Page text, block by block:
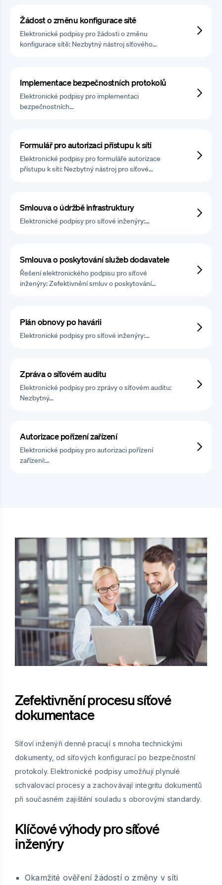
Žádost o změnu konfigurace sítě
Elektronické podpisy pro žádosti o změnu
konfigurace sítě: Nezbytný nástroj síťového…
Implementace bezpečnostních protokolů
Elektronické podpisy pro implementaci
bezpečnostních…
Formulář pro autorizaci přístupu k síti
Elektronické podpisy pro formuláře autorizace
přístupu k síti: Nezbytný nástroj pro síťové…
Smlouva o údržbě infrastruktury
Elektronické podpisy pro síťové inženýry:…
Smlouva o poskytování služeb dodavatele
Řešení elektronického podpisu pro síťové
inženýry: Zefektivnění smluv o poskytování…
Plán obnovy po havárii
Elektronické podpisy pro síťové inženýry:…
Zpráva o síťovém auditu
Elektronické podpisy pro zprávy o síťovém auditu:
Nezbytný…
Autorizace pořízení zařízení
Elektronické podpisy pro autorizaci pořízení
zařízení:…
Zefektivnění procesu síťové
dokumentace
Síťoví inženýři denně pracují s mnoha technickými
dokumenty, od síťových konfigurací po bezpečnostní
protokoly. Elektronické podpisy umožňují plynulé
schvalovací procesy a zachovávají integritu dokumentů
při současném zajištění souladu s oborovými standardy.
Klíčové výhody pro síťové
inženýry
Okamžité ověření žádostí o změny v síti